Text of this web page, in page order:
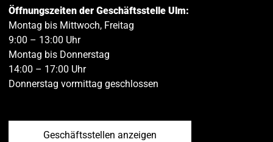
Öffnungszeiten der Geschäftsstelle Ulm:
Montag bis Mittwoch, Freitag
9:00 – 13:00 Uhr
Montag bis Donnerstag
14:00 – 17:00 Uhr
Donnerstag vormittag geschlossen
Geschäftsstellen anzeigen